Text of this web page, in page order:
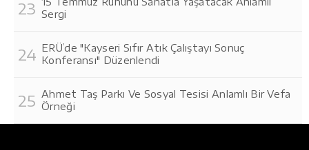
Sergi
ERÜ’de "Kayseri Sıfır Atık Çalıştayı Sonuç
Konferansı" Düzenlendi
Ahmet Taş Parkı Ve Sosyal Tesisi Anlamlı Bir Vefa
Örneği